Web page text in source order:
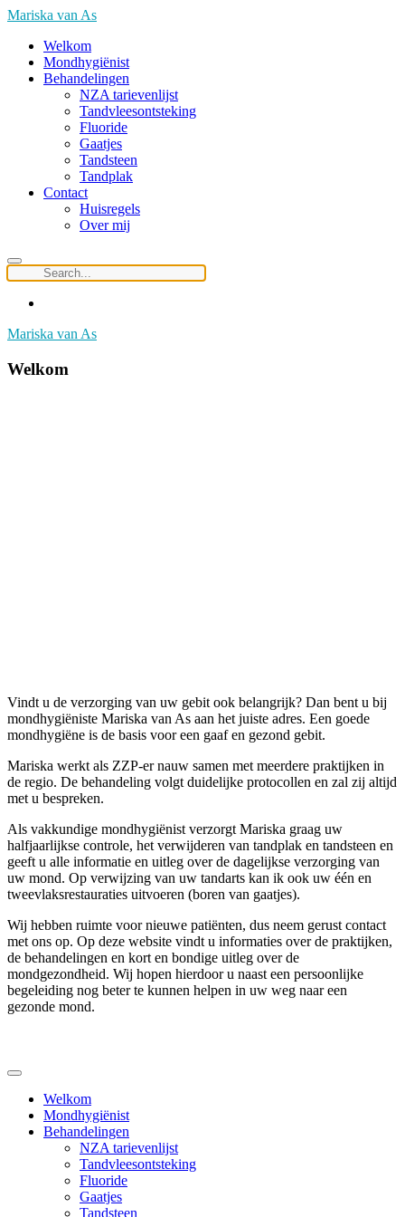
Mariska van As
Welkom
Mondhygiënist
Behandelingen
NZA tarievenlijst
Tandvleesontsteking
Fluoride
Gaatjes
Tandsteen
Tandplak
Contact
Huisregels
Over mij
Mariska van As
Welkom
Vindt u de verzorging van uw gebit ook belangrijk? Dan bent u bij
mondhygiëniste Mariska van As aan het juiste adres. Een goede
mondhygiëne is de basis voor een gaaf en gezond gebit.
Mariska werkt als ZZP-er nauw samen met meerdere praktijken in
de regio. De behandeling volgt duidelijke protocollen en zal zij altijd
met u bespreken.
Als vakkundige mondhygiënist verzorgt Mariska graag uw
halfjaarlijkse controle, het verwijderen van tandplak en tandsteen en
geeft u alle informatie en uitleg over de dagelijkse verzorging van
uw mond. Op verwijzing van uw tandarts kan ik ook uw één en
tweevlaksrestauraties uitvoeren (boren van gaatjes).
Wij hebben ruimte voor nieuwe patiënten, dus neem gerust contact
met ons op. Op deze website vindt u informaties over de praktijken,
de behandelingen en kort en bondige uitleg over de
mondgezondheid. Wij hopen hierdoor u naast een persoonlijke
begeleiding nog beter te kunnen helpen in uw weg naar een
gezonde mond.
Welkom
Mondhygiënist
Behandelingen
NZA tarievenlijst
Tandvleesontsteking
Fluoride
Gaatjes
Tandsteen